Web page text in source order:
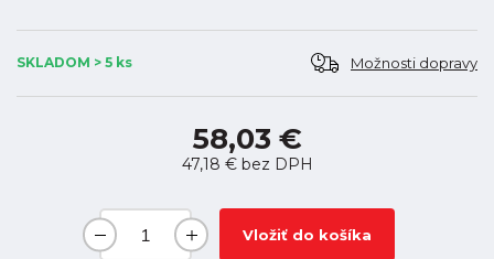
SKLADOM > 5 ks Možnosti dopravy
58,03 €
47,18 €bez DPH
Vložiť do košíka